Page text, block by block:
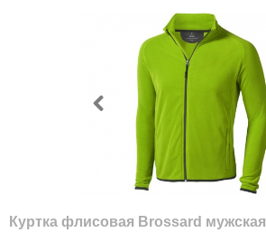
Куртка флисовая Brossard мужская